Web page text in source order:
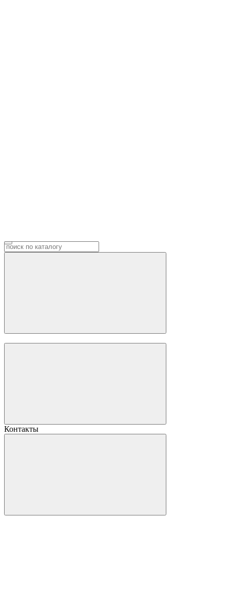
Контакты